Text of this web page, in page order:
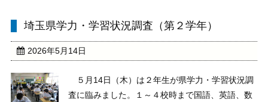
大きなテストとなりますが、みな真剣に問題に取
結果が楽しみ ...
埼玉県学力・学習状況調査（第２学年）
2026年5月14日
５月14日（木）は２年生が県学力・学習状況調
査に臨みました。１～４校時まで国語、英語、数